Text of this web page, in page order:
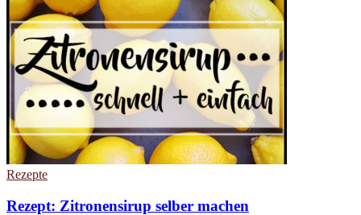
Rezepte
Rezept: Zitronensirup selber machen